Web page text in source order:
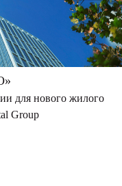
для нового жилого
Group